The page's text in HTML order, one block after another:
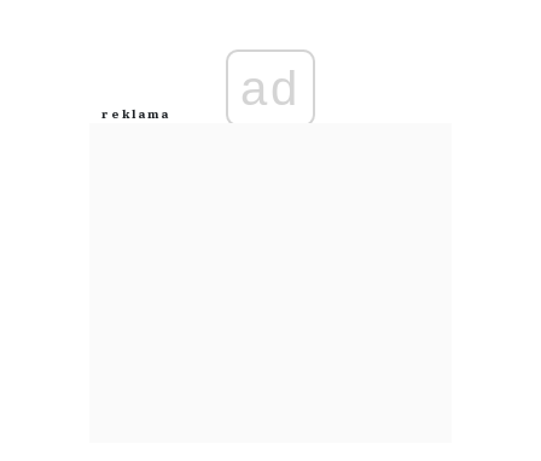
Anuluj
ad